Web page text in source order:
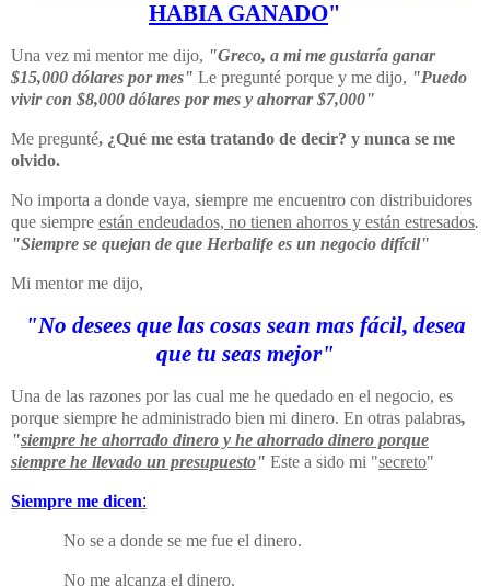
HABIA GANADO"
Una vez mi mentor me dijo, "Greco, a mi me gustaría ganar
$15,000 dólares por mes" Le pregunté porque y me dijo, "Puedo
vivir con $8,000 dólares por mes y ahorrar $7,000"
Me pregunté, ¿Qué me esta tratando de decir? y nunca se me
olvido.
No importa a donde vaya, siempre me encuentro con distribuidores
que siempre están endeudados, no tienen ahorros y están estresados.
"Siempre se quejan de que Herbalife es un negocio difícil"
Mi mentor me dijo,
"No desees que las cosas sean mas fácil, desea
que tu seas mejor"
Una de las razones por las cual me he quedado en el negocio, es
porque siempre he administrado bien mi dinero. En otras palabras,
"siempre he ahorrado dinero y he ahorrado dinero porque
siempre he llevado un presupuesto" Este a sido mi "secreto"
Siempre me dicen:
No se a donde se me fue el dinero.
No me alcanza el dinero.